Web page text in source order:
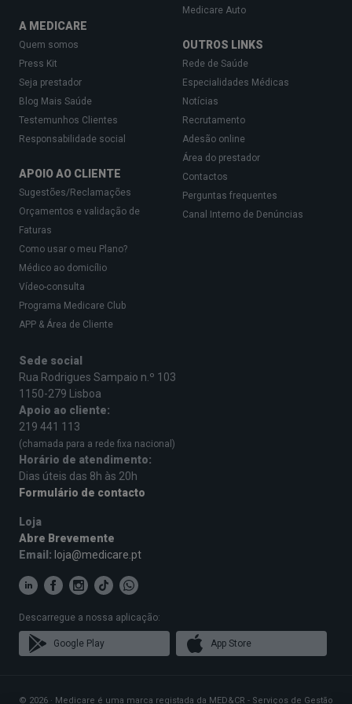
A MEDICARE
Quem somos
Press Kit
Seja prestador
Blog Mais Saúde
Testemunhos Clientes
Responsabilidade social
APOIO AO CLIENTE
Sugestões/Reclamações
Orçamentos e validação de
Faturas
Como usar o meu Plano?
Médico ao domicílio
Vídeo-consulta
Programa Medicare Club
APP & Área de Cliente
Medicare Auto
OUTROS LINKS
Rede de Saúde
Especialidades Médicas
Notícias
Recrutamento
Adesão online
Área do prestador
Contactos
Perguntas frequentes
Canal Interno de Denúncias
Sede social
Rua Rodrigues Sampaio n.º 103
1150-279 Lisboa
Apoio ao cliente:
219 441 113
(chamada para a rede fixa nacional)
Horário de atendimento:
Dias úteis das 8h às 20h
Formulário de contacto
Loja
Abre Brevemente
Email: loja@medicare.pt
Descarregue a nossa aplicação:
Google Play App Store
© 2026 · Medicare é uma marca registada da MED&CR - Serviços de Gestão